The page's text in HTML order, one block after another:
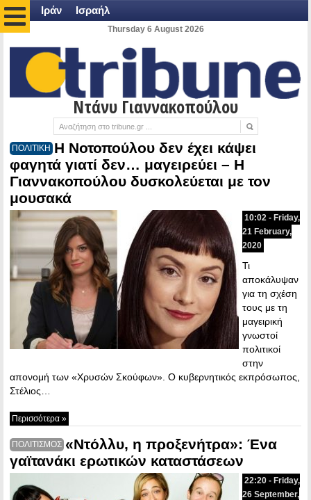
Ιράν Ισραήλ
Thursday 6 August 2026
Ντάνυ Γιαννακοπούλου
ΠΟΛΙΤΙΚΗ Η Νοτοπούλου δεν έχει κάψει
φαγητά γιατί δεν… μαγειρεύει – Η
Γιαννακοπούλου δυσκολεύεται με τον
μουσακά
10:02 - Friday,
21 February,
2020
Τι
αποκάλυψαν
για τη σχέση
τους με τη
μαγειρική
γνωστοί
πολιτικοί
στην
απονομή των «Χρυσών Σκούφων». Ο κυβερνητικός εκπρόσωπος,
Στέλιος…
Περισσότερα »
ΠΟΛΙΤΙΣΜΟΣ «Ντόλλυ, η προξενήτρα»: Ένα
γαϊτανάκι ερωτικών καταστάσεων
22:20 - Friday,
26 September,